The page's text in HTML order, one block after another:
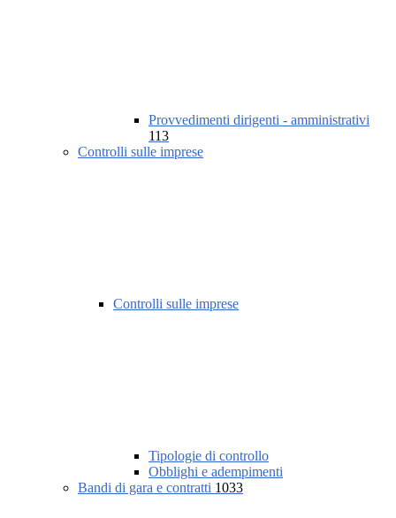
Provvedimenti dirigenti - amministrativi
113
Controlli sulle imprese
Controlli sulle imprese
Tipologie di controllo
Obblighi e adempimenti
Bandi di gara e contratti 1033